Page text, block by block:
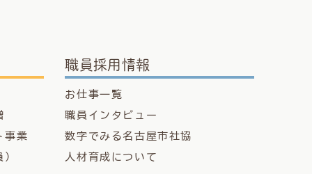
事業
職員採用情報
お仕事一覧
職員インタビュー
数字でみる名古屋市社協
人材育成について